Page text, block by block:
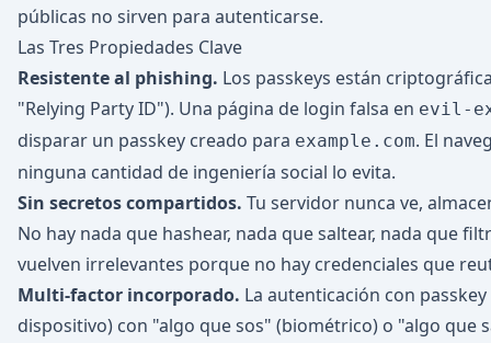
públicas no sirven para autenticarse.
Las Tres Propiedades Clave
Resistente al phishing. Los passkeys están
"Relying Party ID"). Una página de login falsa en evil-
disparar un passkey creado para example.com. El
ninguna cantidad de ingeniería social lo evita.
Sin secretos compartidos. Tu servidor nunca ve,
No hay nada que hashear, nada que saltear, nada que
vuelven irrelevantes porque no hay credenciales que
Multi-factor incorporado. La autenticación con
dispositivo) con "algo que sos" (biométrico) o "algo que